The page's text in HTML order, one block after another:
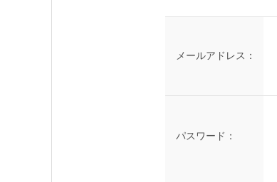
メールアドレス：
パスワード：